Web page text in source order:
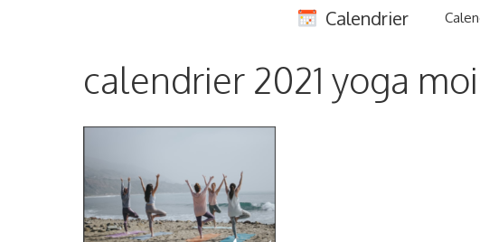
Calendrier
calendrier 2021 yoga